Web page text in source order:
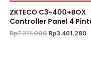
ZKTECO C3-400+BOX
Controller Panel 4
Rp7.211.000 Rp3.461.280